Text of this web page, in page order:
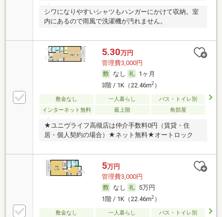
シワになりやすいシャツもハンガーにかけて収納。室
内にあるので雨風で洗濯機が汚れません。
5.30万円
管理費3,000円
なし
1ヶ月
3階 / 1K（22.46m2）
敷金なし 一人暮らし
バス・トイレ別
インターネット無料
最上階 角部屋
★ユニヴライフ高槻店は仲介手数料0円（賃貸・住
居・個人契約の場合）★ネット無料★オートロック
5万円
管理費3,000円
なし
5万円
1階 / 1K（22.46m2）
敷金なし 一人暮らし
バス・トイレ別